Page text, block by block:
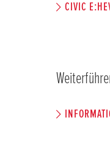
CIVIC